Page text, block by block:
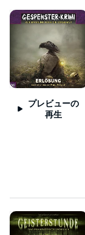
プレビューの
再生